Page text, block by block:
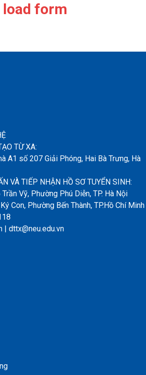
load form
TỪ XA:
A1 số 207 Giải Phóng, Hai Bà Trưng, Hà
VÀ TIẾP NHẬN HỒ SƠ TUYỂN SINH:
Vỹ, Phường Phú Diễn, TP. Hà Nội
Con, Phường Bến Thành, TP.Hồ Chí Minh
| dttx@neu.edu.vn